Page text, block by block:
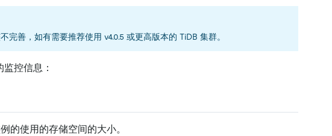
完善，如有需要推荐使用 v4.0.5 或更高版本的 TiDB 集群。
监控信息：
的使用的存储空间的大小。